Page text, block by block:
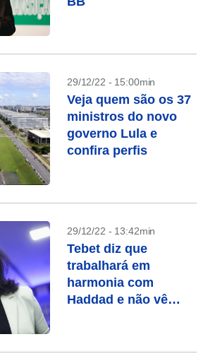
29/12/22 - 15:00min
Veja quem são os 37
ministros do novo
governo Lula e
confira perfis
29/12/22 - 13:42min
Tebet diz que
trabalhará em
harmonia com
Haddad e não vê